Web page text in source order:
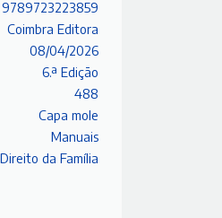
9789723223859
Coimbra Editora
08/04/2026
6.ª Edição
488
Capa mole
Manuais
Direito da Família